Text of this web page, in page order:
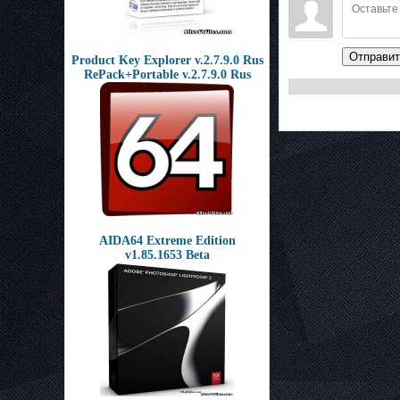
Product Key Explorer v.2.7.9.0 Rus
RePack+Portable v.2.7.9.0 Rus
AIDA64 Extreme Edition
v1.85.1653 Beta